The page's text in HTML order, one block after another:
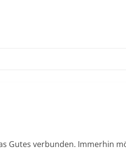
Gutes verbunden. Immerhin